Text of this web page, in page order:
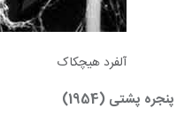
آلفرد هیچکاک
پنجره پشتی (1954)